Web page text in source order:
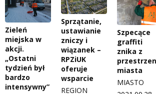
Zieleń
miejska w
akcji.
„Ostatni
tydzień był
bardzo
intensywny”
Sprzątanie,
ustawianie
zniczy i
wiązanek –
RPZiUK
oferuje
wsparcie
REGION
Szpecące
graffiti
znika z
miasta
MIASTO